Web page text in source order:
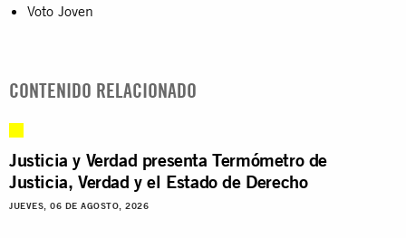
Voto Joven
CONTENIDO RELACIONADO
Justicia y Verdad presenta Termómetro de
Justicia, Verdad y el Estado de Derecho
JUEVES, 06 DE AGOSTO, 2026